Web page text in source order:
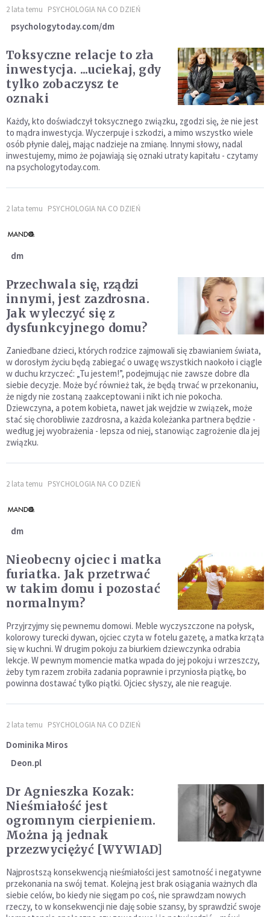
2 lata temu PSYCHOLOGIA NA CO DZIEŃ
psychologytoday.com/dm
Toksyczne relacje to zła
inwestycja. ...uciekaj, gdy
tylko zobaczysz te
oznaki
Każdy, kto doświadczył toksycznego związku, zgodzi się, że nie jest
to mądra inwestycja. Wyczerpuje i szkodzi, a mimo wszystko wiele
osób płynie dalej, mając nadzieje na zmianę. Innymi słowy, nadal
inwestujemy, mimo że pojawiają się oznaki utraty kapitału - czytamy
na psychologytoday.com.
2 lata temu PSYCHOLOGIA NA CO DZIEŃ
dm
Przechwala się, rządzi
innymi, jest zazdrosna.
Jak wyleczyć się z
dysfunkcyjnego domu?
Zaniedbane dzieci, których rodzice zajmowali się zbawianiem świata,
w dorosłym życiu będą zabiegać o uwagę wszystkich naokoło i ciągle
w duchu krzyczeć: „Tu jestem!”, podejmując nie zawsze dobre dla
siebie decyzje. Może być również tak, że będą trwać w przekonaniu,
że nigdy nie zostaną zaakceptowani i nikt ich nie pokocha.
Dziewczyna, a potem kobieta, nawet jak wejdzie w związek, może
stać się chorobliwie zazdrosna, a każda koleżanka partnera będzie -
według jej wyobrażenia - lepsza od niej, stanowiąc zagrożenie dla jej
związku.
2 lata temu PSYCHOLOGIA NA CO DZIEŃ
dm
Nieobecny ojciec i matka
furiatka. Jak przetrwać
w takim domu i pozostać
normalnym?
Przyjrzyjmy się pewnemu domowi. Meble wyczyszczone na połysk,
kolorowy turecki dywan, ojciec czyta w fotelu gazetę, a matka krząta
się w kuchni. W drugim pokoju za biurkiem dziewczynka odrabia
lekcje. W pewnym momencie matka wpada do jej pokoju i wrzeszczy,
żeby tym razem zrobiła zadania poprawnie i przyniosła piątkę, bo
powinna dostawać tylko piątki. Ojciec słyszy, ale nie reaguje.
2 lata temu PSYCHOLOGIA NA CO DZIEŃ
Dominika Miros
Deon.pl
Dr Agnieszka Kozak:
Nieśmiałość jest
ogromnym cierpieniem.
Można ją jednak
przezwyciężyć [WYWIAD]
Najprostszą konsekwencją nieśmiałości jest samotność i negatywne
przekonania na swój temat. Kolejną jest brak osiągania ważnych dla
siebie celów, bo kiedy nie sięgam po coś, nie sprawdzam nowych
rzeczy, to w konsekwencji nie daję sobie szansy, by sprawdzić swoje